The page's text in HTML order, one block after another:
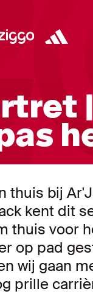
thuis bij
kent dit
thuis voor
op pad
wij gaan
prille